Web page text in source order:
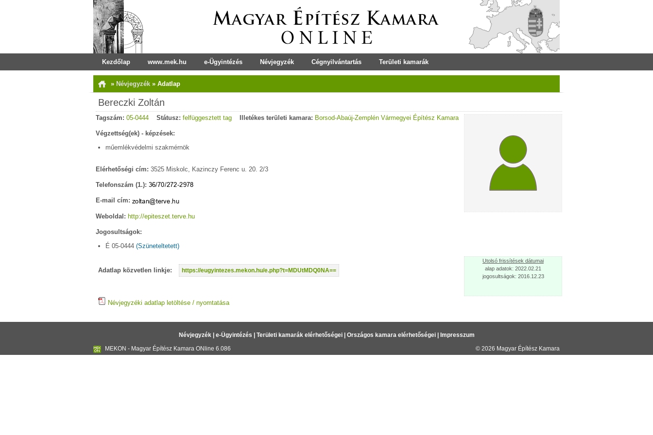
Kezdőlap www.mek.hu e-Ügyintézés Névjegyzék Cégnyilvántartás Területi kamarák
» Névjegyzék » Adatlap
Bereczki Zoltán
Tagszám: 05-0444 Státusz: felfüggesztett tag Illetékes területi kamara: Borsod-Abaúj-Zemplén Vármegyei Építész Kamara
Végzettség(ek) - képzések:
műemlékvédelmi szakmérnök
Elérhetőségi cím: 3525 Miskolc, Kazinczy Ferenc u. 20. 2/3
Telefonszám (1.):
E-mail cím:
Weboldal: http://epiteszet.terve.hu
Jogosultságok:
É 05-0444 (Szüneteltetett)
Utolsó frissítések dátumai
alap adatok: 2022.02.21
jogosultságok: 2016.12.23
Adatlap közvetlen linkje: https://eugyintezes.mekon.hu/e.php?t=MDUtMDQ0NA==
Névjegyzéki adatlap letöltése / nyomtatása
Névjegyzék| e-Ügyintézés Területi kamarák elérhetőségei| Országos kamara elérhetőségei|
Impresszum
MEKON - Magyar Építész Kamara ONline 6.086
© 2026 Magyar Építész Kamara